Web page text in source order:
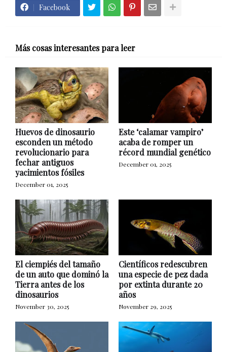
Facebook
Más cosas interesantes para leer
Huevos de dinosaurio
esconden un método
revolucionario para
fechar antiguos
yacimientos fósiles
December 01, 2025
Este ‘calamar vampiro’
acaba de romper un
récord mundial genético
December 01, 2025
El ciempiés del tamaño
de un auto que dominó la
Tierra antes de los
dinosaurios
November 30, 2025
Científicos redescubren
una especie de pez dada
por extinta durante 20
años
November 29, 2025